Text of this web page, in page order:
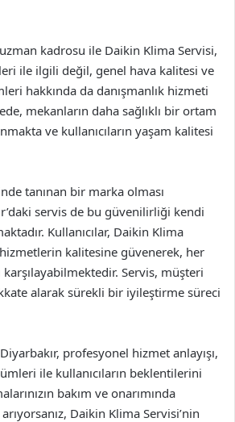
kadrosu ile Daikin Klima Servisi,
ile ilgili değil, genel hava kalitesi ve
hakkında da danışmanlık hizmeti
mekanların daha sağlıklı bir ortam
ve kullanıcıların yaşam kalitesi
tanınan bir marka olması
servis de bu güvenilirliği kendi
Kullanıcılar, Daikin Klima
kalitesine güvenerek, her
Servis, müşteri
alarak sürekli bir iyileştirme süreci
profesyonel hizmet anlayışı,
ile kullanıcıların beklentilerini
bakım ve onarımında
Daikin Klima Servisi’nin